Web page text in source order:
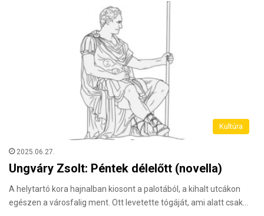
Kultúra
2025.06.27.
Ungváry Zsolt: Péntek délelőtt (novella)
A helytartó kora hajnalban kiosont a palotából, a kihalt utcákon
egészen a városfalig ment. Ott levetette tógáját, ami alatt csak…